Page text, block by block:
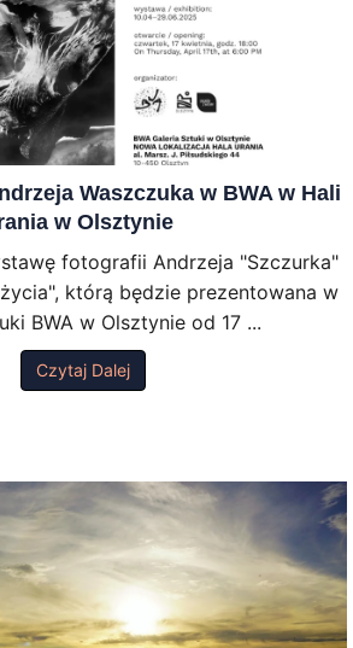
Waszczuka w BWA w Hali
w Olsztynie
fotografii Andrzeja "Szczurka"
którą będzie prezentowana w
BWA w Olsztynie od 17 ...
Czytaj Dalej